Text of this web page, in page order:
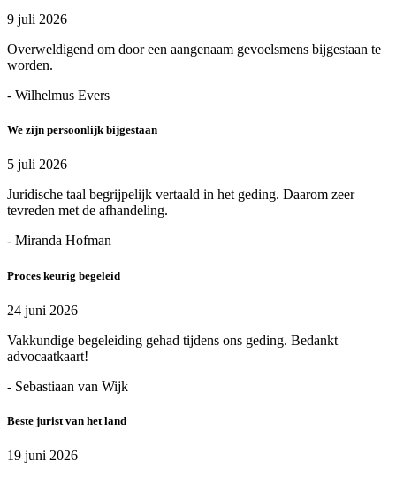
9 juli 2026
Overweldigend om door een aangenaam gevoelsmens bijgestaan te
worden.
- Wilhelmus Evers
We zijn persoonlijk bijgestaan
5 juli 2026
Juridische taal begrijpelijk vertaald in het geding. Daarom zeer
tevreden met de afhandeling.
- Miranda Hofman
Proces keurig begeleid
24 juni 2026
Vakkundige begeleiding gehad tijdens ons geding. Bedankt
advocaatkaart!
- Sebastiaan van Wijk
Beste jurist van het land
19 juni 2026